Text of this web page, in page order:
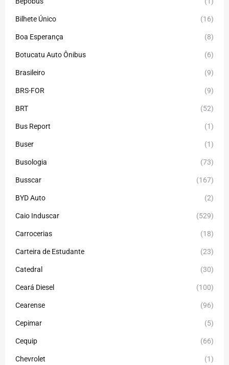
Bilhete Único (16)
Boa Esperança (8)
Botucatu Auto Ônibus (6)
Brasileiro (9)
BRS-FOR (9)
BRT (52)
Bus Report (1)
Buser (1)
Busologia (73)
Busscar (167)
BYD Auto (2)
Caio Induscar (529)
Carrocerias (18)
Carteira de Estudante (23)
Catedral (30)
Ceará Diesel (100)
Cearense (96)
Cepimar (5)
Cequip (66)
Chevrolet (1)